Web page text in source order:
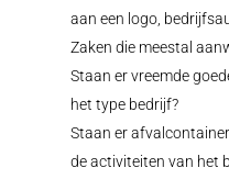
aan een logo,
Zaken die meestal
Staan er vreemde
het type bedrijf?
Staan er
de activiteiten van het